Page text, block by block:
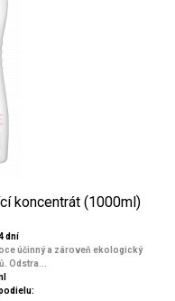
koncentrát (1000ml)
dní
účinný a zároveň ekologický
Odstra...